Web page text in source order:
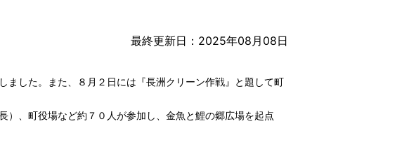
最終更新日：2025年08月08日
した。また、８月２日には『長洲クリーン作戦』と題して町
）、町役場など約７０人が参加し、金魚と鯉の郷広場を起点